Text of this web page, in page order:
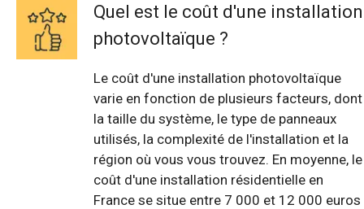
Quel est le coût d'une installation
photovoltaïque ?
Le coût d'une installation photovoltaïque
varie en fonction de plusieurs facteurs, dont
la taille du système, le type de panneaux
utilisés, la complexité de l'installation et la
région où vous vous trouvez. En moyenne, le
coût d'une installation résidentielle en
France se situe entre 7 000 et 12 000 euros